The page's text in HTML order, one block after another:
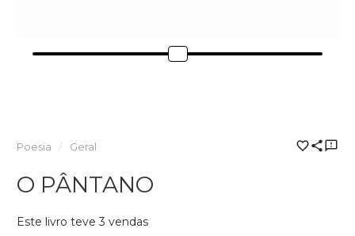
Poesia Geral
O PÂNTANO
Este livro teve 3 vendas